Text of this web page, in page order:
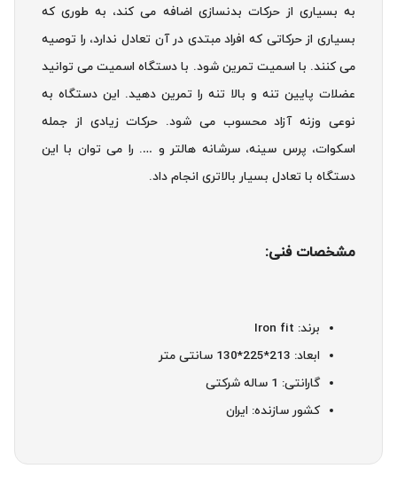
به بسیاری از حرکات بدنسازی اضافه می کند، به طوری که
بسیاری از حرکاتی که افراد مبتدی در آن تعادل ندارد، را توصیه
می کنند. با اسمیت تمرین شود. با دستگاه اسمیت می توانید
عضلات پایین تنه و بالا تنه را تمرین دهید. این دستگاه به
نوعی وزنه آزاد محسوب می شود. حرکات زیادی از جمله
اسکوات، پرس سینه، سرشانه هالتر و …. را می توان با این
دستگاه با تعادل بسیار بالاتری انجام داد.
مشخصات فنی:
برند: Iron fit
ابعاد: 213*225*130 سانتی متر
گارانتی: 1 ساله شرکتی
کشور سازنده: ایران